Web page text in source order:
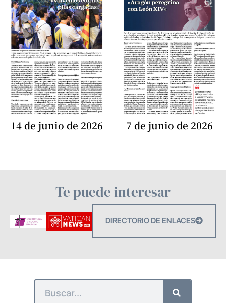
14 de junio de 2026 7 de junio de 2026
Te puede interesar
DIRECTORIO DE ENLACES